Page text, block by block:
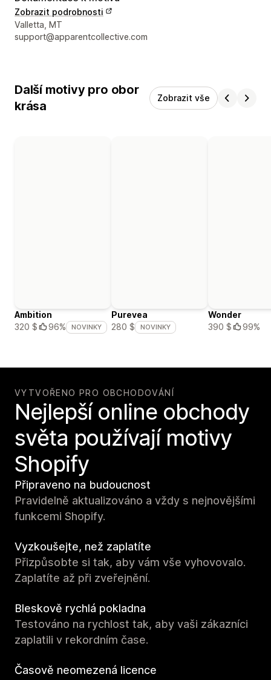
Zobrazit podrobnosti
Kontaktní údaje designéra
Valletta, MT
support@apparentcollective.com
Další motivy pro obor
krása
Zobrazit vše
Ambition
320 $
96% NOVINKY
Purevea
280 $
NOVINKY
Wonder
390 $
99%
VYTVOŘENO PRO OBCHODOVÁNÍ
Nejlepší online obchody
světa používají motivy
Shopify
Připraveno na budoucnost
Pravidelně aktualizováno a vždy s nejnovějšími
funkcemi Shopify.
Vyzkoušejte, než zaplatíte
Přizpůsobte si tak, aby vám vše vyhovovalo.
Zaplatíte až při zveřejnění.
Bleskově rychlá pokladna
Testováno na rychlost tak, aby vaši zákazníci
zaplatili v rekordním čase.
Časově neomezená licence